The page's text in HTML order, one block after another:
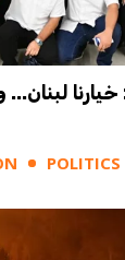
في ذكرى 7 آب:
POLITICS